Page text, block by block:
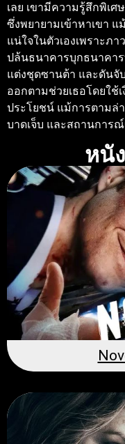
เลย เขามีความรู้สึกพิเศ
ซึ่งพยายามเข้าหาเขา
แน่ใจในตัวเองเพราะภ
ปล้นธนาคารบุกธนาคา
แต่งชุดซานต้า และดันจั
ออกตามช่วยเธอโดยใช้เ
ประโยชน์ แม้การตามล่
บาดเจ็บ และสถานการ
หนั